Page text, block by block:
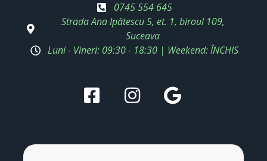
0745 554 645
Strada Ana Ipătescu 5, et. 1, biroul 109,
Suceava
Luni - Vineri: 09:30 - 18:30 | Weekend: ÎNCHIS